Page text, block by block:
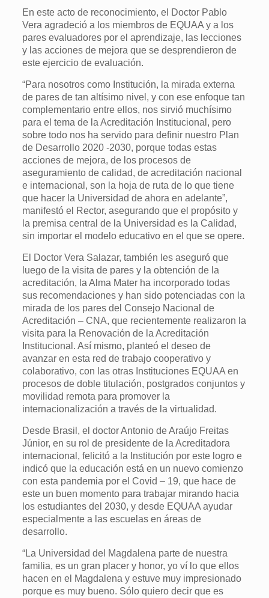
En este acto de reconocimiento, el Doctor Pablo
Vera agradeció a los miembros de EQUAA y a los
pares evaluadores por el aprendizaje, las lecciones
y las acciones de mejora que se desprendieron de
este ejercicio de evaluación.
“Para nosotros como Institución, la mirada externa
de pares de tan altísimo nivel, y con ese enfoque tan
complementario entre ellos, nos sirvió muchísimo
para el tema de la Acreditación Institucional, pero
sobre todo nos ha servido para definir nuestro Plan
de Desarrollo 2020 -2030, porque todas estas
acciones de mejora, de los procesos de
aseguramiento de calidad, de acreditación nacional
e internacional, son la hoja de ruta de lo que tiene
que hacer la Universidad de ahora en adelante”,
manifestó el Rector, asegurando que el propósito y
la premisa central de la Universidad es la Calidad,
sin importar el modelo educativo en el que se opere.
El Doctor Vera Salazar, también les aseguró que
luego de la visita de pares y la obtención de la
acreditación, la Alma Mater ha incorporado todas
sus recomendaciones y han sido potenciadas con la
mirada de los pares del Consejo Nacional de
Acreditación – CNA, que recientemente realizaron la
visita para la Renovación de la Acreditación
Institucional. Así mismo, planteó el deseo de
avanzar en esta red de trabajo cooperativo y
colaborativo, con las otras Instituciones EQUAA en
procesos de doble titulación, postgrados conjuntos y
movilidad remota para promover la
internacionalización a través de la virtualidad.
Desde Brasil, el doctor Antonio de Araújo Freitas
Júnior, en su rol de presidente de la Acreditadora
internacional, felicitó a la Institución por este logro e
indicó que la educación está en un nuevo comienzo
con esta pandemia por el Covid – 19, que hace de
este un buen momento para trabajar mirando hacia
los estudiantes del 2030, y desde EQUAA ayudar
especialmente a las escuelas en áreas de
desarrollo.
“La Universidad del Magdalena parte de nuestra
familia, es un gran placer y honor, yo ví lo que ellos
hacen en el Magdalena y estuve muy impresionado
porque es muy bueno. Sólo quiero decir que es